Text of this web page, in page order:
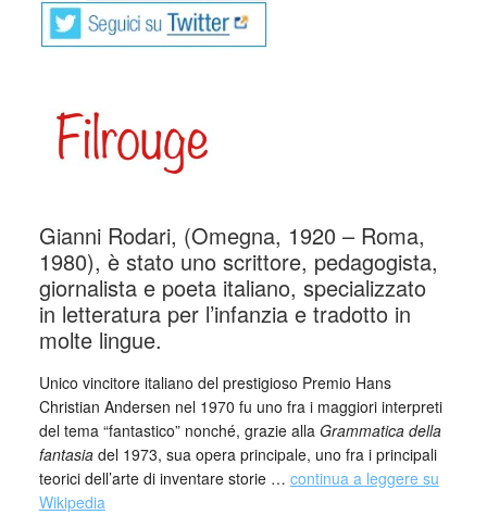
Gianni Rodari, (Omegna, 1920 – Roma,
1980), è stato uno scrittore, pedagogista,
giornalista e poeta italiano, specializzato
in letteratura per l’infanzia e tradotto in
molte lingue.
Unico vincitore italiano del prestigioso Premio Hans
Christian Andersen nel 1970 fu uno fra i maggiori interpreti
del tema “fantastico” nonché, grazie alla Grammatica della
fantasiadel 1973, sua opera principale, uno fra i principali
teorici dell’arte di inventare storie … continua a leggere su
Wikipedia